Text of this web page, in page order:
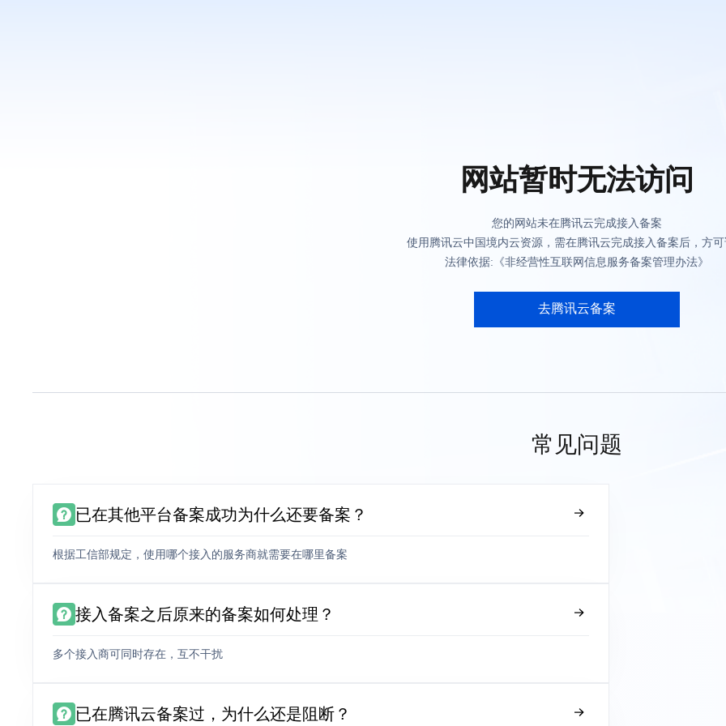
网站暂时无法访问
您的网站未在腾讯云完成接入备案
使用腾讯云中国境内云资源，需在腾讯云完成接入备案后，方
法律依据:《非经营性互联网信息服务备案管理办法》
去腾讯云备案
常见问题
已在其他平台备案成功为什么还要备案？
根据工信部规定，使用哪个接入的服务商就需要在哪里备案
接入备案之后原来的备案如何处理？
多个接入商可同时存在，互不干扰
已在腾讯云备案过，为什么还是阻断？